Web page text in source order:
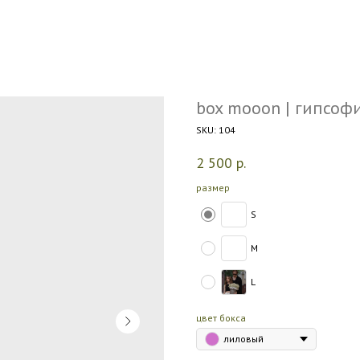
box mooon |
SKU: 104
2 500 р.
размер
S
M
L
цвет бокса
лиловый